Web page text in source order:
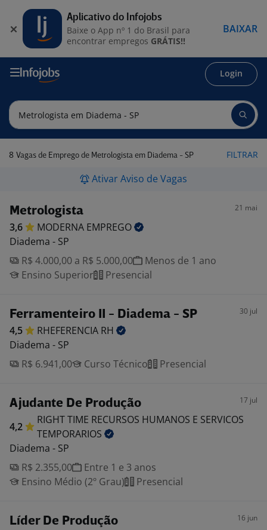
Login
8 Vagas de Emprego de Metrologista em Diadema - SP FILTRAR
Ativar Aviso de Vagas
Metrologista 21 mai
3,6 MODERNA EMPREGO
Diadema - SP
R$ 4.000,00 a R$ 5.000,00
Menos de 1 ano
Ensino Superior
Presencial
Ferramenteiro II - Diadema - SP 30 jul
4,5 RHEFERENCIA RH
Diadema - SP
R$ 6.941,00
Curso Técnico Presencial
Ajudante De Produção 17 jul
4,2
RIGHT TIME RECURSOS HUMANOS E SERVICOS
TEMPORARIOS
Diadema - SP
R$ 2.355,00
Entre 1 e 3 anos
Ensino Médio (2º Grau)
Presencial
Líder De Produção 16 jun
Aplicativo do Infojobs
Baixe o App nº 1 do Brasil para
encontrar empregos GRÁTIS!!
BAIXAR